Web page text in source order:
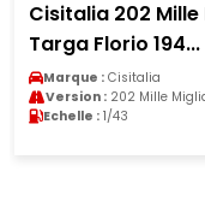
Cisitalia 202 Mille
Targa Florio 194...
Marque : Cisitalia
Version : 202 Mille
Echelle : 1/43